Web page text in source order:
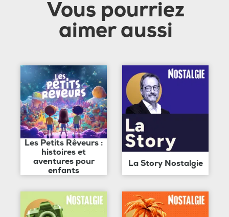
Vous pourriez
aimer aussi
Les Petits Rêveurs :
histoires et
aventures pour
enfants
La Story Nostalgie